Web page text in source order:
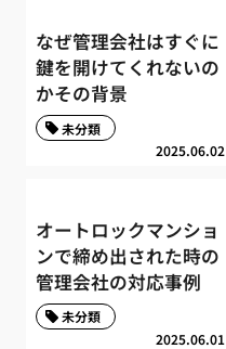
なぜ管理会社はすぐに
鍵を開けてくれないの
かその背景
2025.06.02
未分類
オートロックマンショ
ンで締め出された時の
管理会社の対応事例
2025.06.01
未分類